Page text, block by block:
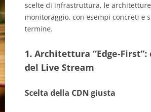
scelte di infrastruttura, le
monitoraggio, con esempi concreti
termine.
1. Architettura
del Live Stream
Scelta della CDN giusta